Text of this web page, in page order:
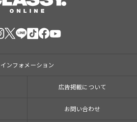
インフォメーション
広告掲載について
お問い合わせ